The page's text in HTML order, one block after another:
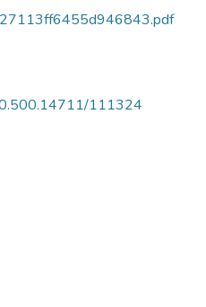
111324